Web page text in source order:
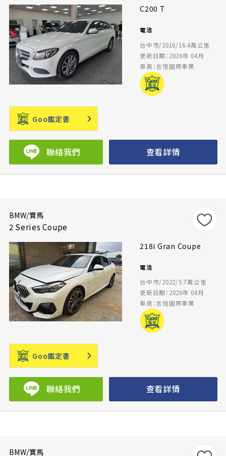
C200 T
電洽
台中市/2016/16.4萬公里
更新日期：2026年 04月
車商：言恆國際車業
Goo鑑定書
聯絡我們 查看詳情
BMW/寶馬
2 Series Coupe
218i Gran Coupe
電洽
台中市/2022/5.7萬公里
更新日期：2026年 04月
車商：言恆國際車業
Goo鑑定書
聯絡我們 查看詳情
BMW/寶馬